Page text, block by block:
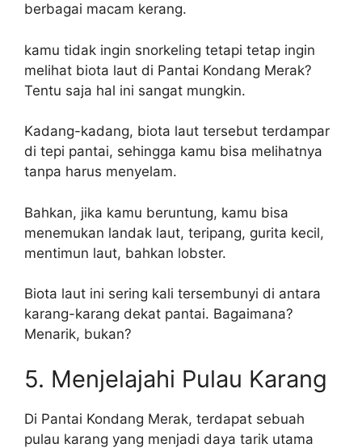
berbagai macam kerang.
kamu tidak ingin snorkeling tetapi tetap ingin
melihat biota laut di Pantai Kondang Merak?
Tentu saja hal ini sangat mungkin.
Kadang-kadang, biota laut tersebut terdampar
di tepi pantai, sehingga kamu bisa melihatnya
tanpa harus menyelam.
Bahkan, jika kamu beruntung, kamu bisa
menemukan landak laut, teripang, gurita kecil,
mentimun laut, bahkan lobster.
Biota laut ini sering kali tersembunyi di antara
karang-karang dekat pantai. Bagaimana?
Menarik, bukan?
5. Menjelajahi Pulau Karang
Di Pantai Kondang Merak, terdapat sebuah
pulau karang yang menjadi daya tarik utama